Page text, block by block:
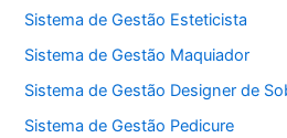
Sistema de Gestão Esteticista
Sistema de Gestão Maquiador
Sistema de Gestão Designer de
Sistema de Gestão Pedicure